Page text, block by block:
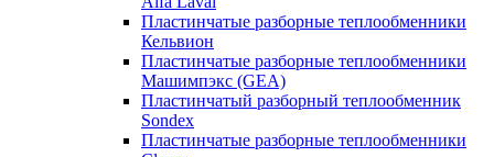
Пластинчатые разборные теплообменники
Кельвион
Пластинчатые разборные теплообменники
Машимпэкс (GEA)
Пластинчатый разборный теплообменник
Sondex
Пластинчатые разборные теплообменники